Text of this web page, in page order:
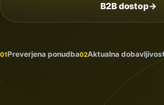
B2B dostop→
01Preverjena ponudba02Aktualna
Na
prihaja